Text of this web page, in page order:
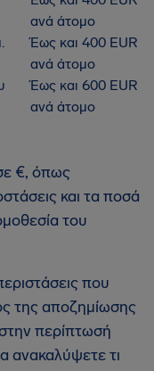
ανά άτομο
Έως και 400 EUR
ανά άτομο
Έως και 600 EUR
ανά άτομο
€, όπως
και τα ποσά
του
που
της αποζημίωσης
περίπτωσή
ανακαλύψετε τι